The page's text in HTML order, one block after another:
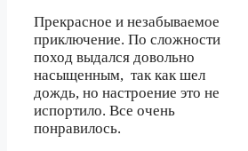
Прекрасное и незабываемое
приключение. По сложности
поход выдался довольно
насыщенным, так как шел
дождь, но настроение это не
испортило. Все очень
понравилось.